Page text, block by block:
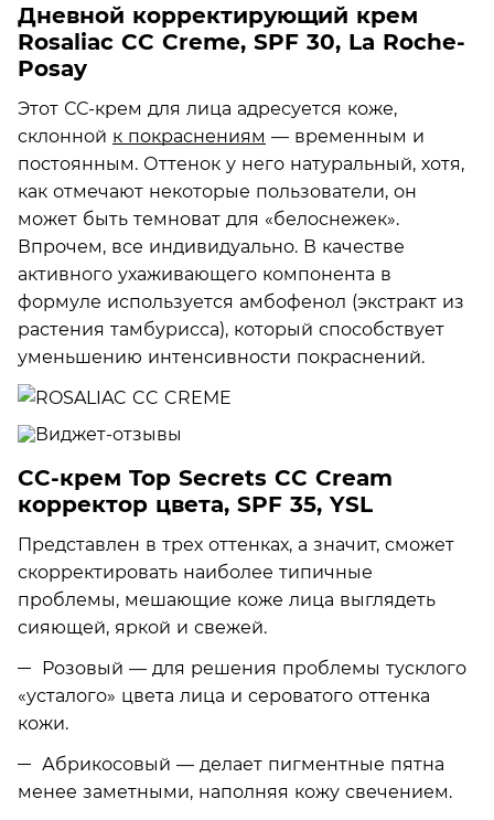
Дневной корректирующий крем
Rosaliac CC Creme, SPF 30, La Roche-
Posay
Этот СС-крем для лица адресуется коже,
склонной к покраснениям — временным и
постоянным. Оттенок у него натуральный, хотя,
как отмечают некоторые пользователи, он
может быть темноват для «белоснежек».
Впрочем, все индивидуально. В качестве
активного ухаживающего компонента в
формуле используется амбофенол (экстракт из
растения тамбурисса), который способствует
уменьшению интенсивности покраснений.
СС-крем Top Secrets СС Сream
корректор цвета, SPF 35, YSL
Представлен в трех оттенках, а значит, сможет
скорректировать наиболее типичные
проблемы, мешающие коже лица выглядеть
сияющей, яркой и свежей.
Розовый — для решения проблемы тусклого
«усталого» цвета лица и сероватого оттенка
кожи.
Абрикосовый — делает пигментные пятна
менее заметными, наполняя кожу свечением.